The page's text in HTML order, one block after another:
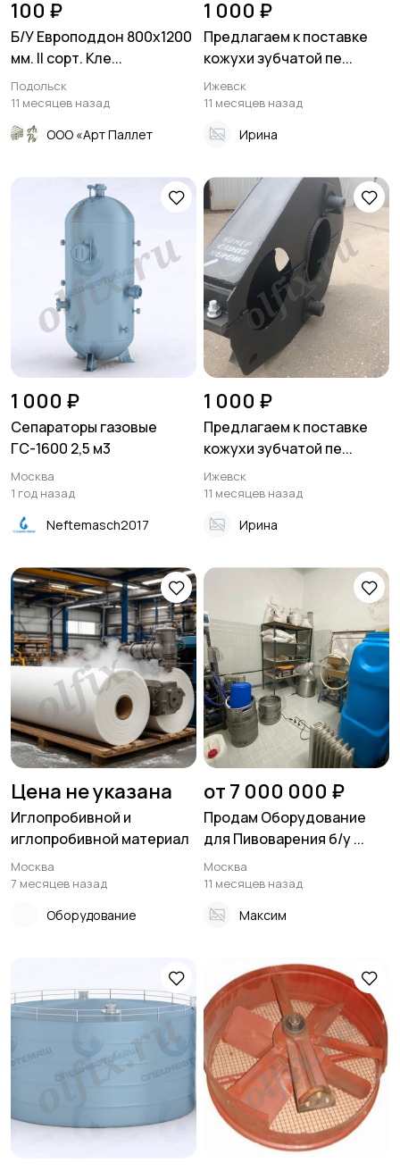
100 ₽
Б/У Европоддон 800х1200
мм. II сорт. Кле...
Подольск
11 месяцев назад
ООО «Арт Паллет
1 000 ₽
Предлагаем к поставке
кожухи зубчатой пе...
Ижевск
11 месяцев назад
Ирина
1 000 ₽
Сепараторы газовые
ГС-1600 2,5 м3
Москва
1 год назад
Neftemasch2017
1 000 ₽
Предлагаем к поставке
кожухи зубчатой пе...
Ижевск
11 месяцев назад
Ирина
Цена не указана
Иглопробивной и
иглопробивной материал
Москва
7 месяцев назад
Оборудование
от 7 000 000 ₽
Продам Оборудование
для Пивоварения б/у ...
Москва
11 месяцев назад
Максим